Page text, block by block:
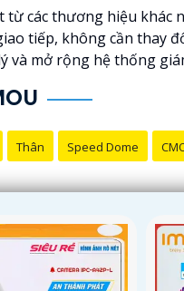
từ các thương hiệu khác
tiếp, không cần thay
mở rộng hệ thống
Thân Speed Dome